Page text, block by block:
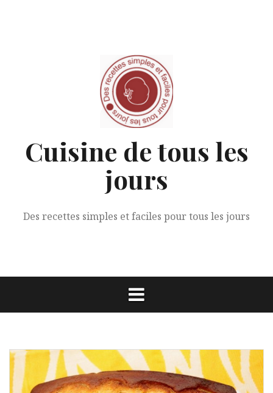
Cuisine de tous les
jours
Des recettes simples et faciles pour tous les jours